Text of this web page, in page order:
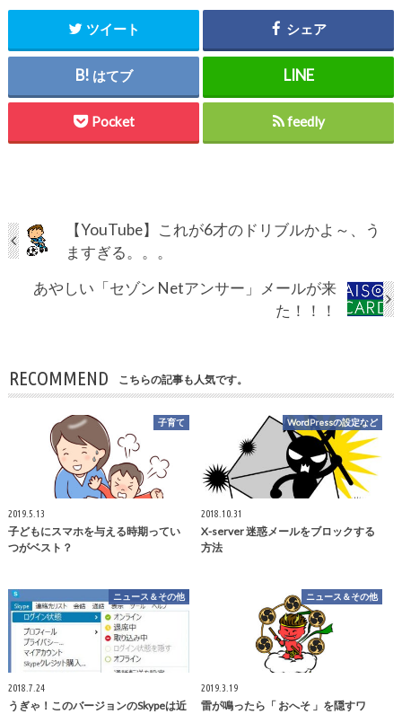
ツイート シェア
はてブ
Pocket feedly
【YouTube】これが6才のドリブルかよ～、う
ますぎる。。。
あやしい「セゾン Netアンサー」メールが来
た！！！
RECOMMEND こちらの記事も人気です。
子育て
2019.5.13
子どもにスマホを与える時期ってい
つがベスト？
WordPressの設定など
2018.10.31
X-server 迷惑メールをブロックする
方法
ニュース＆その他
2018.7.24
うぎゃ！このバージョンのSkypeは近
ニュース＆その他
2019.3.19
雷が鳴ったら「 おへそ 」を隠すワ